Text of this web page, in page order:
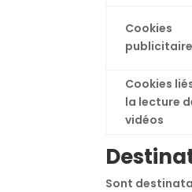
Cookies
Cookies
la lecture
vidéos
Sont